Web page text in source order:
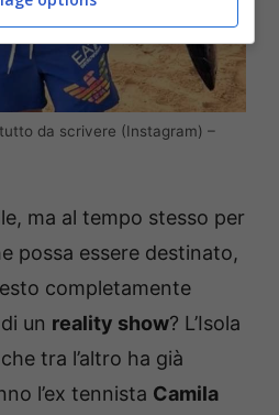
da scrivere (Instagram) –
ma al tempo stesso per
possa essere destinato,
completamente
un reality show? L’Isola
tra l’altro ha già
l’ex tennista Camila